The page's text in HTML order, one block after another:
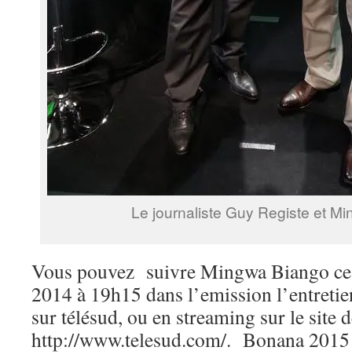
Le journaliste Guy Registe et
Vous pouvez suivre Mingwa Biango
2014 à 19h15 dans l’emission
sur télésud, ou en streaming sur le site
http://www.telesud.com/. Bonana